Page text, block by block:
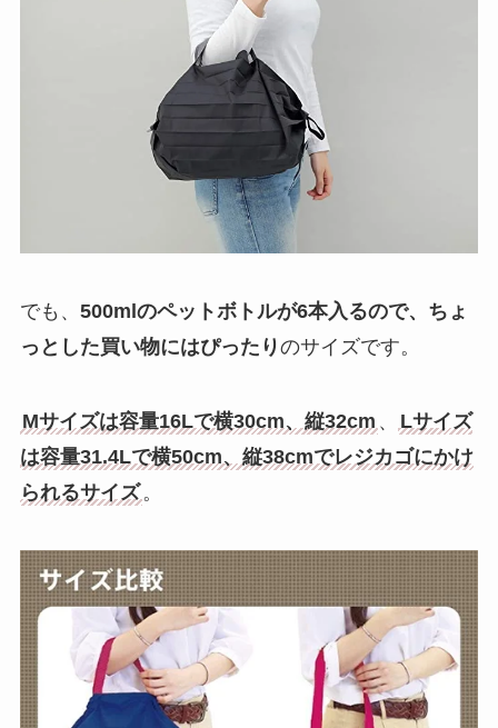
でも、 500mlのペットボトルが6本入るので、ちょ
っとした買い物にはぴったりのサイズです。
Mサイズは容量16Lで横30cm、縦32cm 、
Lサイズ
は容量31.4Lで横50cm、縦38cmでレジカゴにかけ
られるサイズ。